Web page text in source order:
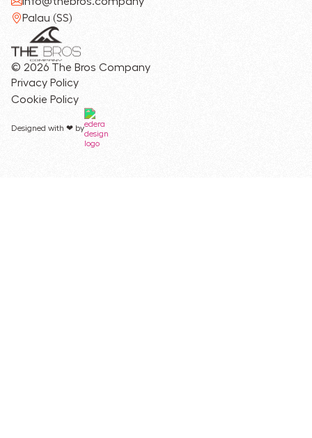
Palau (SS)
© 2026 The Bros Company
Privacy Policy
Cookie Policy
Designed with ❤︎ by